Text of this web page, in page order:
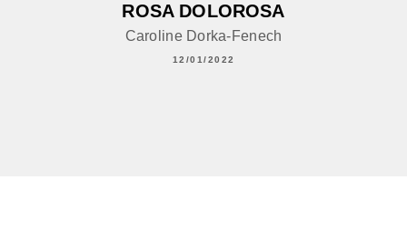
ROSA DOLOROSA
Caroline Dorka-Fenech
12/01/2022